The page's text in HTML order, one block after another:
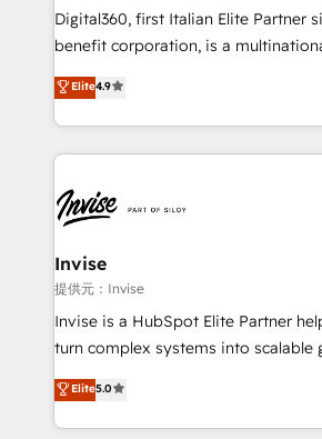
your website, and we drive growth
Based Marketing, SEO, SEA and
No worries, we will advise you in
and help you to get the best measurable
Digital360, first Italian Elite Partner
benefit corporation, is a
strategic consulting, technological
marketing, and communication
enhancing business operations and
reputation. It collaborates with organizations and
through a multicultural and
that integrates expertise in
technology, law, and organization,
managers, entrepreneurs, and
professionals from companies with
of market presence. Our Pillars: • RevOps
Training • Marketing, Sales and
Automation • System Integration •
Elite4.9
Invise
提供元：Invise
Invise is a HubSpot Elite Partner
turn complex systems into scalable
We combine strategy, technology
management to drive measurable
the fast-growing Siloy Group, we
Elite5.0